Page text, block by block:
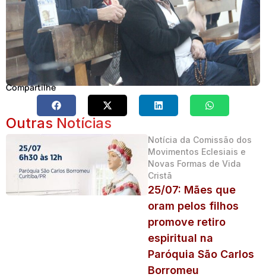
Compartilhe
Outras Notícias
Notícia da Comissão dos
Movimentos Eclesiais e
Novas Formas de Vida
Cristã
25/07: Mães que
oram pelos filhos
promove retiro
espiritual na
Paróquia São Carlos
Borromeu